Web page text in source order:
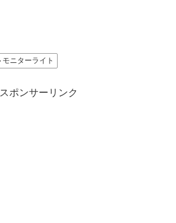
モニターライト
スポンサーリンク